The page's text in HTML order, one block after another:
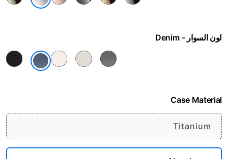
لون السوار Denim
Case Material
Titanium